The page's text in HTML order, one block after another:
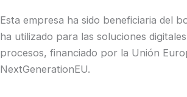
Esta empresa ha sido beneficiaria del
ha utilizado para las soluciones
procesos, financiado por la Unión
NextGenerationEU.